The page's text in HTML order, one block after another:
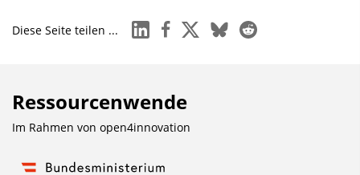
Diese Seite teilen ... linkedinfacebook
x blueskyreddit
Ressourcenwende
Im Rahmen von open4innovation